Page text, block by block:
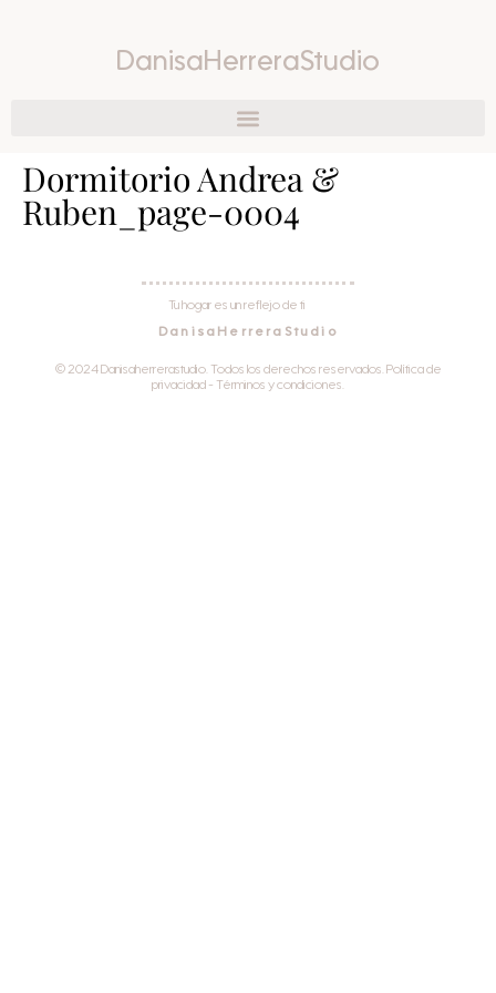
DanisaHerreraStudio
Dormitorio Andrea &
Ruben_page-0004
Tu hogar es un reflejo de ti
DanisaHerreraStudio
© 2024 Danisaherrerastudio. Todos los derechos reservados. Política de
privacidad - Términos y condiciones.